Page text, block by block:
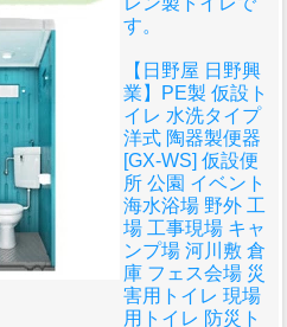
す。
【日野屋 日野興
業】PE製 仮設ト
イレ 水洗タイプ
洋式 陶器製便器
[GX-WS] 仮設便
所 公園 イベント
海水浴場 野外 工
場 工事現場 キャ
ンプ場 河川敷 倉
庫 フェス会場 災
害用トイレ 現場
用トイレ 防災ト